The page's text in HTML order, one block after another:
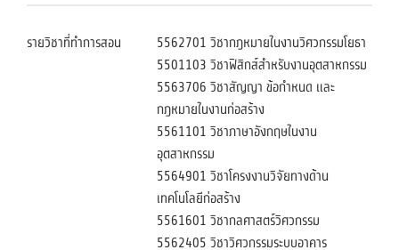
รายวิชาที่ทำการสอน
5562701 วิชากฎหมายในงานวิศวกรรมโยธา
5501103 วิชาฟิสิกส์สำหรับงานอุตสาหกรรม
5563706 วิชาสัญญา ข้อกำหนด และ
กฎหมายในงานก่อสร้าง
5561101 วิชาภาษาอังกฤษในงาน
อุตสาหกรรม
5564901 วิชาโครงงานวิจัยทางด้าน
เทคโนโลยีก่อสร้าง
5561601 วิชากลศาสตร์วิศวกรรม
5562405 วิชาวิศวกรรมระบบอาคาร